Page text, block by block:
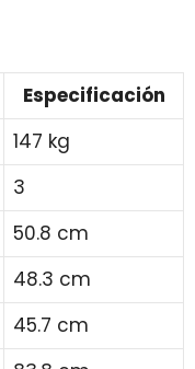
Especificación
147 kg
3
50.8 cm
48.3 cm
45.7 cm